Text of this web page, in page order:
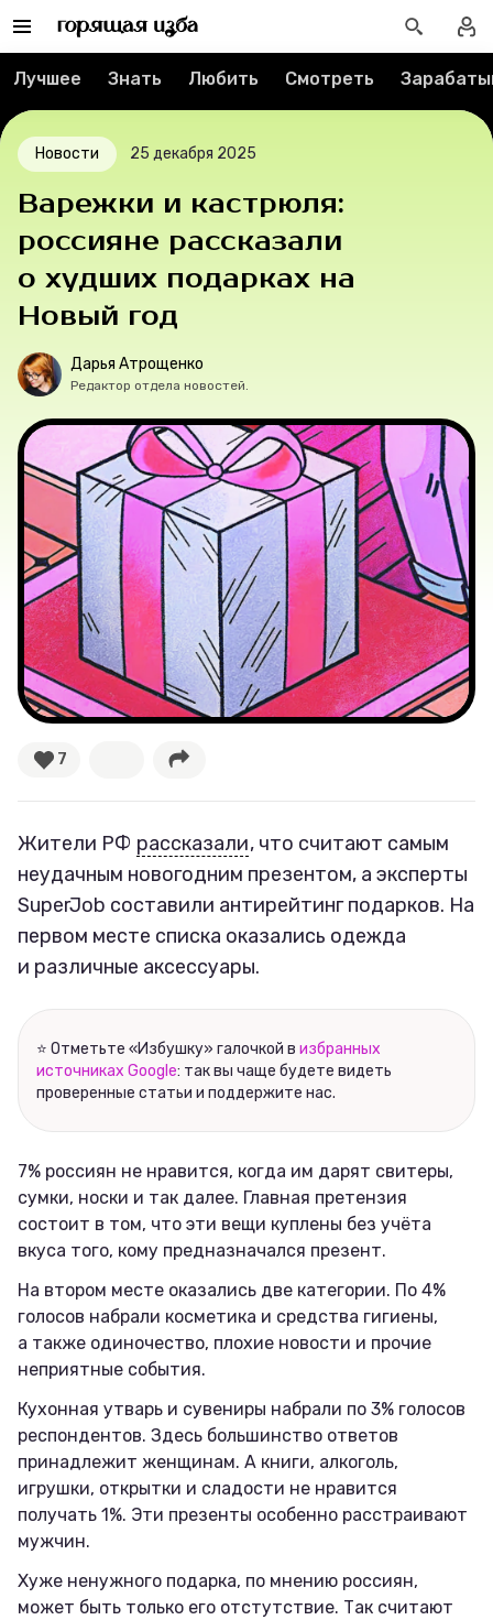
Спецпроекты
О проекте
О компании
Рубрики
Новости
Лучшее
Тесты
Секспросвет
Рецепты
Ваши истории
Лучшее Знать Любить Смотреть
Новости 25 декабря 2025
Варежки и кастрюля:
россияне рассказали
о худших подарках на
Новый год
Дарья Атрощенко
Редактор отдела новостей.
7
Жители РФ рассказали, что считают самым
неудачным новогодним презентом, а эксперты
SuperJob составили антирейтинг подарков. На
первом месте списка оказались одежда
и различные аксессуары.
⭐ Отметьте «Избушку» галочкой в избранных
источниках Google: так вы чаще будете видеть
проверенные статьи и поддержите нас.
7% россиян не нравится, когда им дарят свитеры,
сумки, носки и так далее. Главная претензия
состоит в том, что эти вещи куплены без учёта
вкуса того, кому предназначался презент.
На втором месте оказались две категории. По 4%
голосов набрали косметика и средства гигиены,
а также одиночество, плохие новости и прочие
неприятные события.
Кухонная утварь и сувениры набрали по 3% голосов
респондентов. Здесь большинство ответов
принадлежит женщинам. А книги, алкоголь,
игрушки, открытки и сладости не нравится
получать 1%. Эти презенты особенно расстраивают
мужчин.
Хуже ненужного подарка, по мнению россиян,
может быть только его отстутствие. Так считают